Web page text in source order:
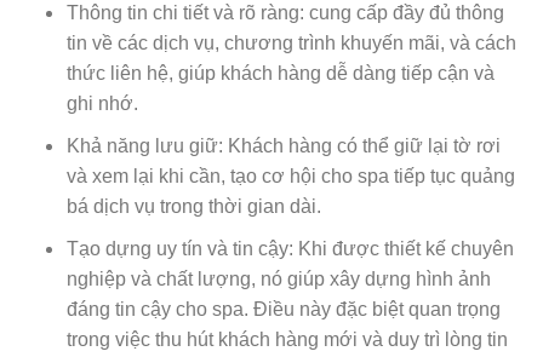
Thông tin chi tiết và rõ ràng: cung cấp đầy đủ thông
tin về các dịch vụ, chương trình khuyến mãi, và cách
thức liên hệ, giúp khách hàng dễ dàng tiếp cận và
ghi nhớ.
Khả năng lưu giữ: Khách hàng có thể giữ lại tờ rơi
và xem lại khi cần, tạo cơ hội cho spa tiếp tục quảng
bá dịch vụ trong thời gian dài.
Tạo dựng uy tín và tin cậy: Khi được thiết kế chuyên
nghiệp và chất lượng, nó giúp xây dựng hình ảnh
đáng tin cậy cho spa. Điều này đặc biệt quan trọng
trong việc thu hút khách hàng mới và duy trì lòng tin